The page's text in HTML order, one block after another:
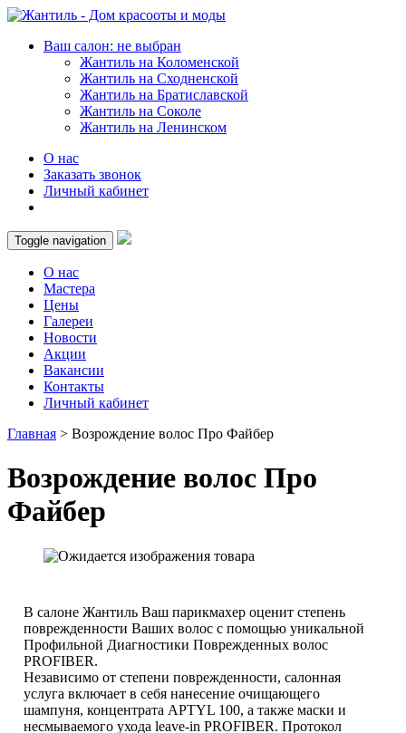
Ваш салон: не выбран
Жантиль на Коломенской
Жантиль на Сходненской
Жантиль на Братиславской
Жантиль на Соколе
Жантиль на Ленинском
О нас
Заказать звонок
Личный кабинет
Toggle navigation
О нас
Мастера
Цены
Галереи
Новости
Акции
Вакансии
Контакты
Личный кабинет
Главная > Возрождение волос Про Файбер
Возрождение волос Про
Файбер
В салоне Жантиль Ваш парикмахер оценит степень
поврежденности Ваших волос с помощью уникальной
Профильной Диагностики Поврежденных волос
PROFIBER.
Независимо от степени поврежденности, салонная
услуга включает в себя нанесение очищающего
шампуня, концентрата APTYL 100, а также маски и
несмываемого ухода leave-in PROFIBER. Протокол